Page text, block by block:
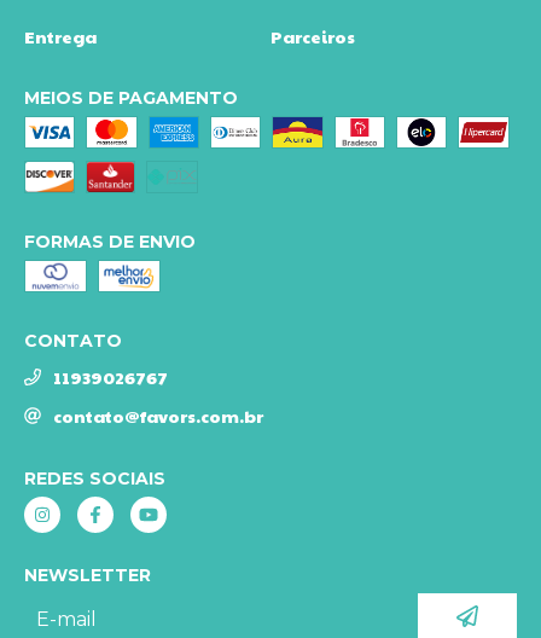
Entrega Parceiros
MEIOS DE PAGAMENTO
FORMAS DE ENVIO
CONTATO
11939026767
contato@favors.com.br
REDES SOCIAIS
NEWSLETTER